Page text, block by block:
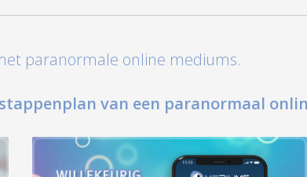
paranormale online mediums.
van een paranormaal